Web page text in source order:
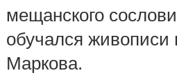
мещанского
обучался
Маркова.